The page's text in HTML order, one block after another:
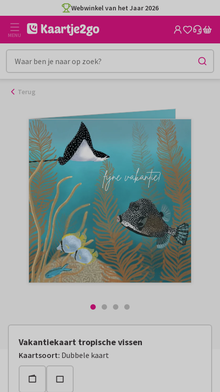
naar
inhoud
Webwinkel van het Jaar 2026
MENU
Terug
Vakantiekaart tropische vissen
Kaartsoort: Dubbele kaart
Vanaf:€ 2,79 excl. verzendkosten